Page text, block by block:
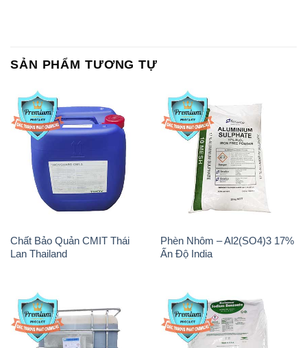
Chất Bảo Quản CMIT Thái
Lan Thailand
Phèn Nhôm – Al2(SO4)3 17%
Ấn Độ India